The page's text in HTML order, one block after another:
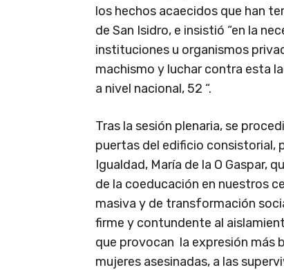
los hechos acaecidos que han
de San Isidro, e insistió “en la
instituciones u organismos
machismo y luchar contra esta
a nivel nacional, 52 “.
Tras la sesión plenaria, se
puertas del edificio consistorial,
Igualdad, María de la O Gaspar,
de la coeducación en nuestros
masiva y de transformación
firme y contundente al
que provocan la expresión más
mujeres asesinadas, a las